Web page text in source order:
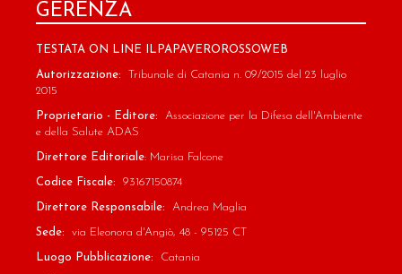
GERENZA
TESTATA ON LINE ILPAPAVEROROSSOWEB
Autorizzazione: Tribunale di Catania n. 09/2015 del 23 luglio
2015
Proprietario - Editore: Associazione per la Difesa dell'Ambiente
e della Salute ADAS
Direttore Editoriale: Marisa Falcone
Codice Fiscale: 93167150874
Direttore Responsabile: Andrea Maglia
Sede: via Eleonora d'Angiò, 48 - 95125 CT
Luogo Pubblicazione: Catania